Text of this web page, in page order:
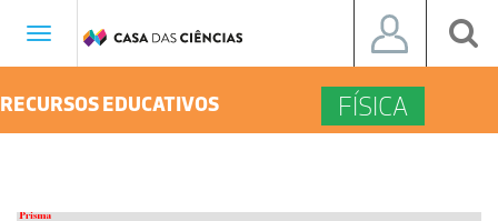
Toggle
RECURSOS EDUCATIVOS FÍSICA